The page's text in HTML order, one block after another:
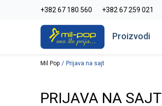
+382 67 180 560 +382 67 259 021
-20% na kompletan asortiman Pogledaj više
Proizvodi
Mil Pop Prijava na sajt
PRIJAVA NA SAJT